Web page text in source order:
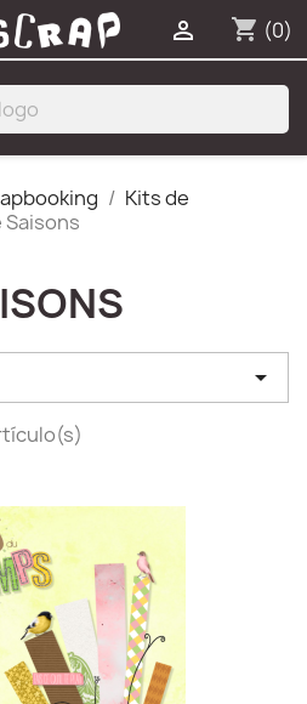
shopping_cart (0)

Kits de
Saisons
